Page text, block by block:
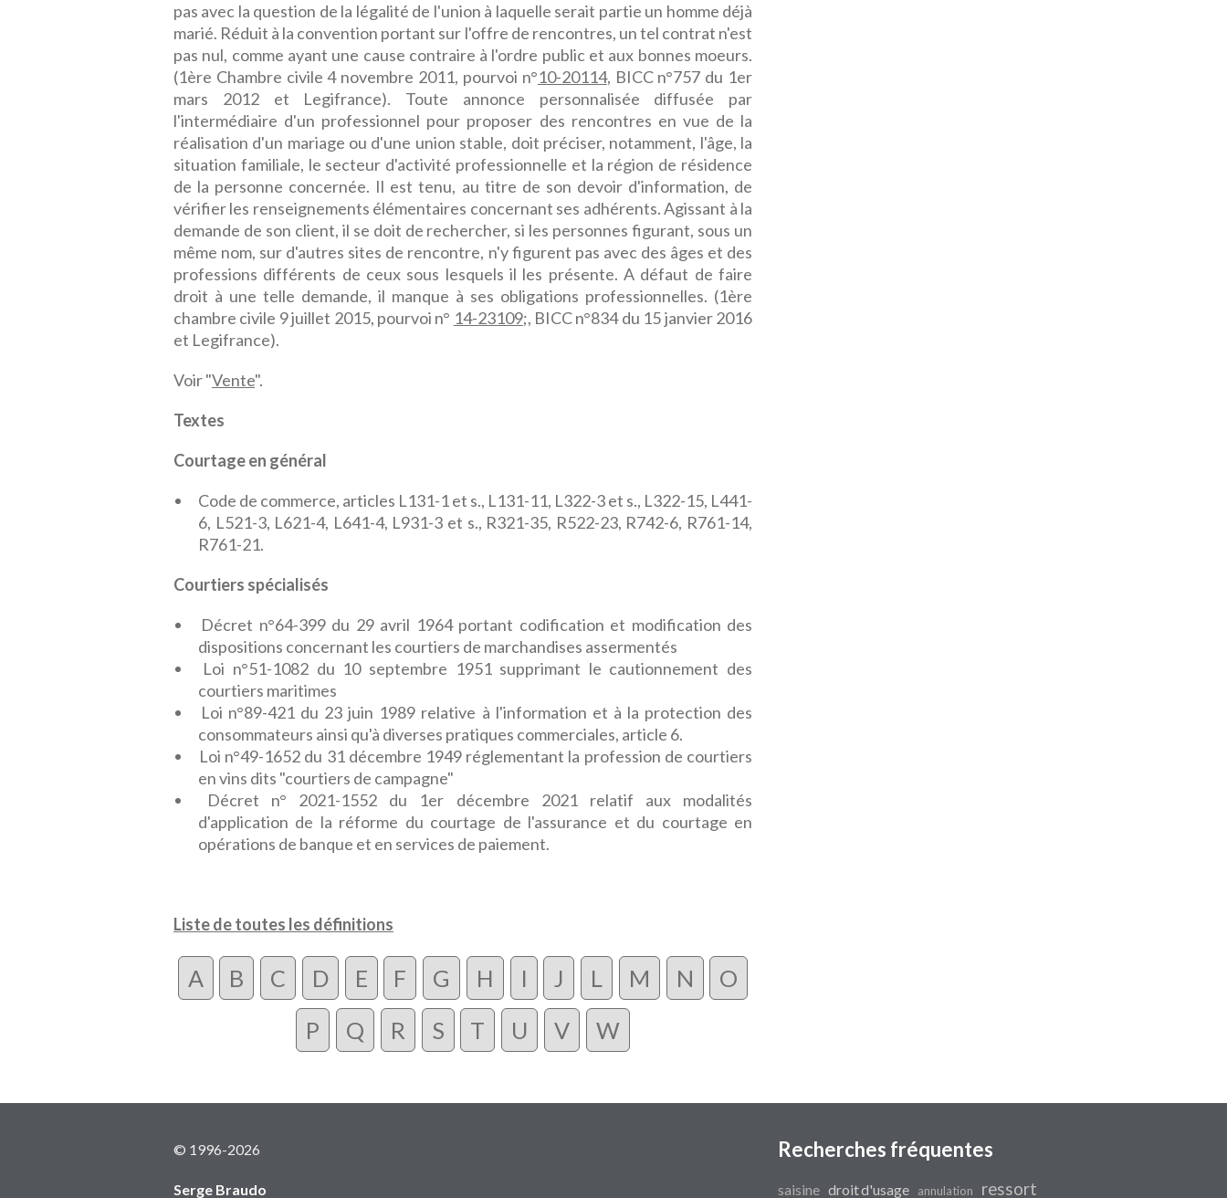
pas avec la question de la légalité de l'union à laquelle serait partie un homme déjà
marié. Réduit à la convention portant sur l'offre de rencontres, un tel contrat n'est
pas nul, comme ayant une cause contraire à l'ordre public et aux bonnes moeurs.
(1ère Chambre civile 4 novembre 2011, pourvoi n°10-20114, BICC n°757 du 1er
mars 2012 et Legifrance). Toute annonce personnalisée diffusée par
l'intermédiaire d'un professionnel pour proposer des rencontres en vue de la
réalisation d'un mariage ou d'une union stable, doit préciser, notamment, l'âge, la
situation familiale, le secteur d'activité professionnelle et la région de résidence
de la personne concernée. Il est tenu, au titre de son devoir d'information, de
vérifier les renseignements élémentaires concernant ses adhérents. Agissant à la
demande de son client, il se doit de rechercher, si les personnes figurant, sous un
même nom, sur d'autres sites de rencontre, n'y figurent pas avec des âges et des
professions différents de ceux sous lesquels il les présente. A défaut de faire
droit à une telle demande, il manque à ses obligations professionnelles. (1ère
chambre civile 9 juillet 2015, pourvoi n° 14-23109;, BICC n°834 du 15 janvier 2016
et Legifrance).
Voir "Vente".
Textes
Courtage en général
Code de commerce, articles L131-1 et s., L131-11, L322-3 et s., L322-15, L441-
6, L521-3, L621-4, L641-4, L931-3 et s., R321-35, R522-23, R742-6, R761-14,
R761-21.
Courtiers spécialisés
Décret n°64-399 du 29 avril 1964 portant codification et modification des
dispositions concernant les courtiers de marchandises assermentés
Loi n°51-1082 du 10 septembre 1951 supprimant le cautionnement des
courtiers maritimes
Loi n°89-421 du 23 juin 1989 relative à l'information et à la protection des
consommateurs ainsi qu'à diverses pratiques commerciales, article 6.
Loi n°49-1652 du 31 décembre 1949 réglementant la profession de courtiers
en vins dits "courtiers de campagne"
Décret n° 2021-1552 du 1er décembre 2021 relatif aux modalités
d'application de la réforme du courtage de l'assurance et du courtage en
opérations de banque et en services de paiement.
Liste de toutes les définitions
A B C D E F G H I J L M N
O
P
Q R S T U V W
© 1996-2026
Serge Braudo
Recherches fréquentes
saisine droit d'usage annulation ressort